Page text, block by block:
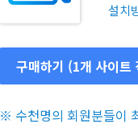
설치
구매하기 (1개 사이트
※ 수천명의 회원분들이